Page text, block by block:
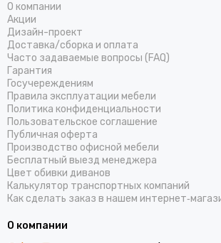
О компании
Акции
Дизайн-проект
Доставка/cборка и оплата
Часто задаваемые вопросы (FAQ)
Гарантия
Госучереждениям
Правила эксплуатации мебели
Политика конфиденциальности
Пользовательское соглашение
Публичная оферта
Производство офисной мебели
Бесплатный выезд менеджера
Цвет обивки диванов
Калькулятор транспортных компаний
Как сделать заказ в нашем
О компании